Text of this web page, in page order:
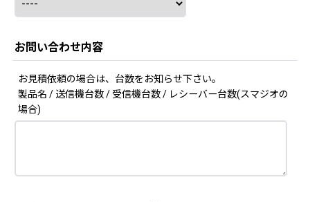
お問い合わせ内容
お見積依頼の場合は、台数をお知らせ下さい。
製品名 / 送信機台数 / 受信機台数 / レシーバー台数(スマジオの
場合)